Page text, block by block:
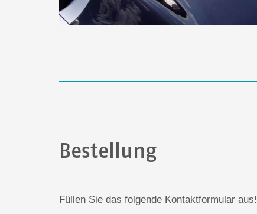
Bestellung
Füllen Sie das folgende Kontaktformular aus!